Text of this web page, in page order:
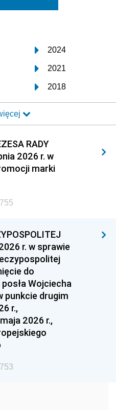
2024
2021
2018
2015
2012
2009
2006
1994
1991
1985
1979
RADY
2026 r. w
marki
r. w sprawie
do
Wojciecha
punkcie drugim
r.,
2026 r.,